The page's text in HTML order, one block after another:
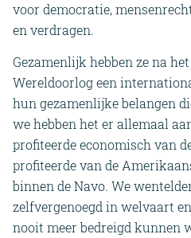
voor democratie,
en verdragen.
Gezamenlijk hebben ze na
Wereldoorlog een
hun gezamenlijke belangen
we hebben het er allemaal
profiteerde economisch van
profiteerde van de
binnen de Navo. We
zelfvergenoegd in welvaart
nooit meer bedreigd kunnen